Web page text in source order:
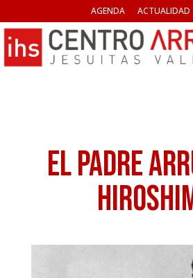
AGENDA ACTUALIDAD
El Padre